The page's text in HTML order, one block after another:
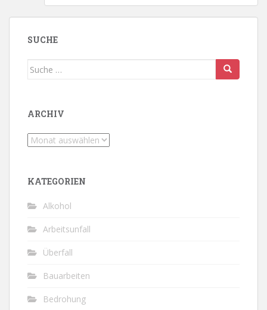
SUCHE
Suche
ARCHIV
Archiv
KATEGORIEN
Alkohol
Arbeitsunfall
Überfall
Bauarbeiten
Bedrohung